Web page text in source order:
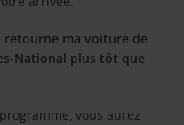
retourne ma voiture de
-National plus tôt que
vous aurez